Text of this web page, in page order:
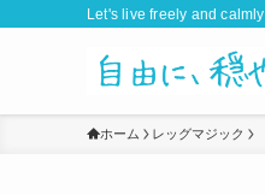
Let's live freely and calmly
ホーム レッグマジック